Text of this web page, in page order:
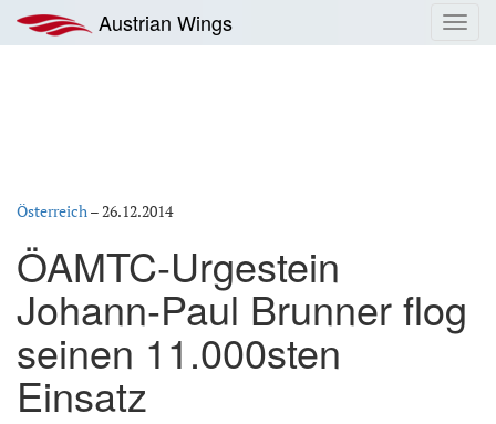
Inhalt
springen
Austrian Wings
Österreich–26.12.2014
ÖAMTC-Urgestein
Johann-Paul Brunner flog
seinen 11.000sten
Einsatz